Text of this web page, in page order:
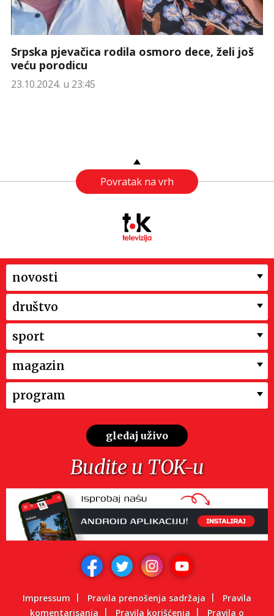
Srpska pjevačica rodila osmoro dece, želi još
veću porodicu
23.10.2024. u 23:45
Povratak na vrh
novosti
društvo
sport
magazin
program
gledaj uživo
Budite u TOK-u
Impressum Pravila prenošenja sadržaja
Pravila
komentarisanja
Pravila korišćenja Pravila o